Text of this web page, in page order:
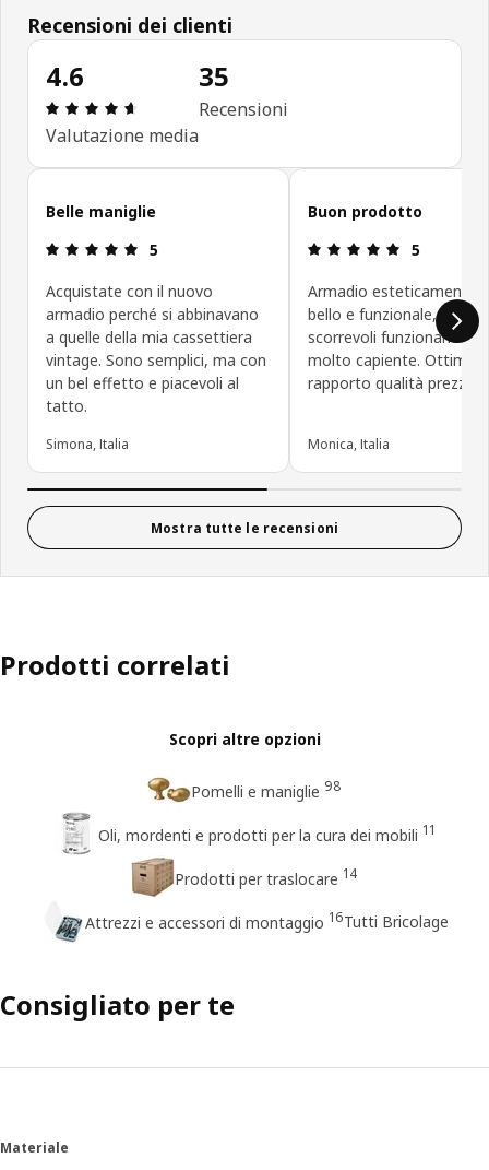
Recensioni dei clienti
4.6
Recensione: 4.6 di 5 stelle. Recensioni totali: 35
Valutazione media
35
Recensioni
Salta le recensioni
Belle maniglie
Recensione: 5 di 5 stelle.
5
Acquistate con il nuovo
armadio perché si abbinavano
a quelle della mia cassettiera
vintage. Sono semplici, ma con
un bel effetto e piacevoli al
tatto.
Simona, Italia
Buon prodotto
5
Armadio esteticamente
bello e funzionale, le
scorrevoli funzionano
molto capiente. Ottimo
rapporto qualità prezzo.
Monica, Italia
Mostra tutte le recensioni
Prodotti correlati
Scopri altre opzioni
Pomelli e maniglie 98
Oli, mordenti e prodotti per la cura dei mobili 11
Prodotti per traslocare 14
Attrezzi e accessori di montaggio 16Tutti Bricolage
Consigliato per te
Materiale